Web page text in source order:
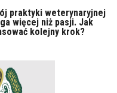
praktyki weterynaryjnej
więcej niż pasji. Jak
kolejny krok?